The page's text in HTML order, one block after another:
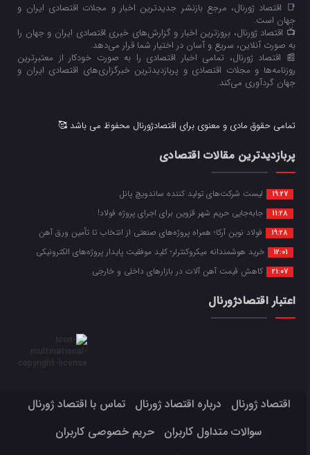
📑 اقتصاد ژورنال، مرجع بازنشر جدیدترین اخبار و مجلات اقتصادی ایران و
جهان است.
📺 اقتصاد ژورنال، بروزترین اخبار و گزارش‌های خبری اقتصادی ایران و جهان را
به صورت آنلاین، سریع و آسان در اختیار شما قرار می‌‌دهد.
📰 اقتصاد ژورنال، تمامی اخبار اقتصادی را به صورت خودکار از معتبرترین
روزنامه‌ها و مجلات اقتصادی و پربازدیدترین خبرگزاری‌های اقتصادی ایران و
جهان گردآوری می‌کند.
تمامی حقوق مادی و معنوی برای اقتصادژورنال محفوظ می باشد 🥰
پربازدیدترین مقالات اقتصادی
19:27 لیست شرکت‌های تولید کننده ساندویچ پانل
11:28 جابه‌جایی حریم شهر قزوین برای اجرای پروژه فولاد!
19:28 فولاد نوین آرکا؛ همراه پروژه‌های صنعتی از انتخاب تا تأمین ورق آهن
12:01 خرید هوشمندانه میکروکنترلر؛ کلید موفقیت پایدار پروژه‌های الکترونیکی
21:07 کاهش قیمت آهن آلات در بازارهای داخلی و خارجی
اعتبار اقتصادژورنال
اقتصاد ژورنال درباره اقتصاد ژورنال
تماس با اقتصاد ژورنال
سوالات متداول کاربران
حریم خصوصی کاربران